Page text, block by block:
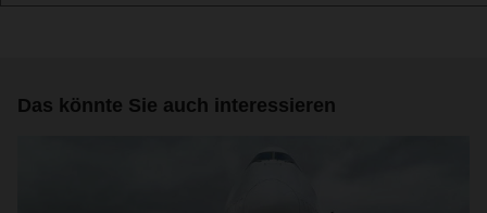
Das könnte Sie auch interessieren